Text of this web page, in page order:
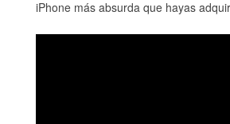
iPhone más absurda que hayas